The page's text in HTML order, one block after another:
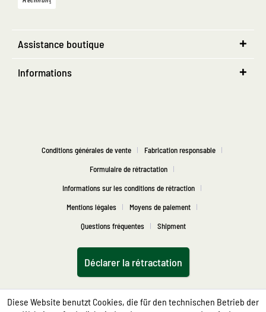
Assistance boutique
Informations
Conditions générales de vente
Fabrication responsable
Formulaire de rétractation
Informations sur les conditions de rétraction
Mentions légales
Moyens de paiement
Questions fréquentes
Shipment
Déclarer la rétractation
Diese Website benutzt Cookies, die für den technischen Betrieb der